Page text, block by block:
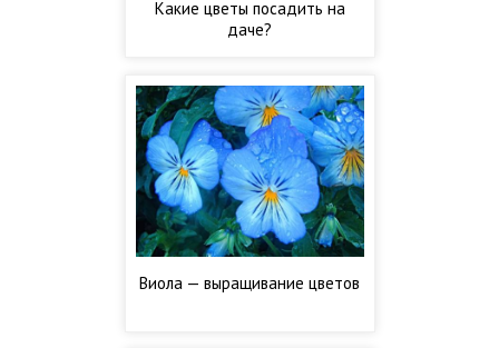
Какие цветы посадить на
даче?
Виола — выращивание цветов